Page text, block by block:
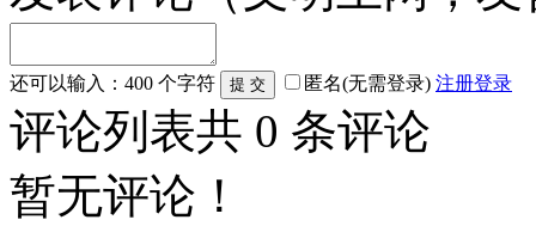
还可以输入： 400 个字符 匿名(无需登录) 注册登录
评论列表共 0 条评论
暂无评论！